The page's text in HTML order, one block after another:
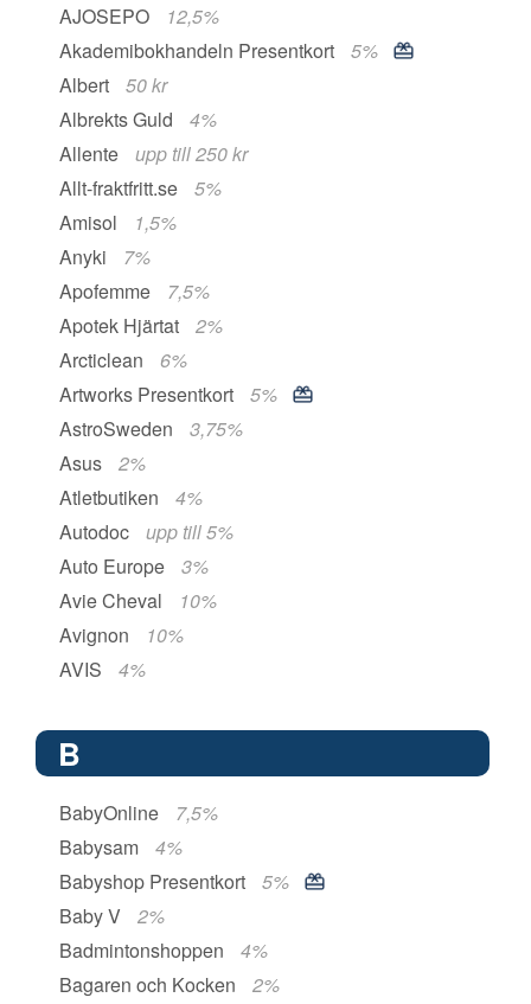
AJOSEPO
12,5%
Akademibokhandeln Presentkort
5%
Albert
50 kr
Albrekts Guld
4%
Allente
upp till 250 kr
Allt-fraktfritt.se
5%
Amisol
1,5%
Anyki
7%
Apofemme
7,5%
Apotek Hjärtat
2%
Arcticlean
6%
Artworks Presentkort
5%
AstroSweden
3,75%
Asus
2%
Atletbutiken
4%
Autodoc
upp till 5%
Auto Europe
3%
Avie Cheval
10%
Avignon
10%
AVIS
4%
B
BabyOnline
7,5%
Babysam
4%
Babyshop Presentkort
5%
Baby V
2%
Badmintonshoppen
4%
Bagaren och Kocken
2%